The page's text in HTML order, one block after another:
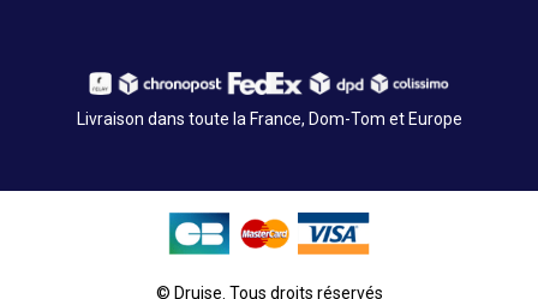
Livraison dans toute la France, Dom-Tom et Europe
© Druise. Tous droits réservés